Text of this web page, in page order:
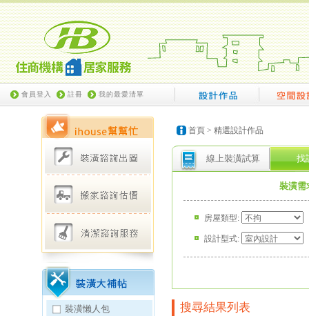
會員登入 註冊 我的最愛清單
裝潢懶人包
首頁 > 精選設計作品
線上裝潢試算 找
裝潢
房屋類型:
設計型式:
搜尋結果列表